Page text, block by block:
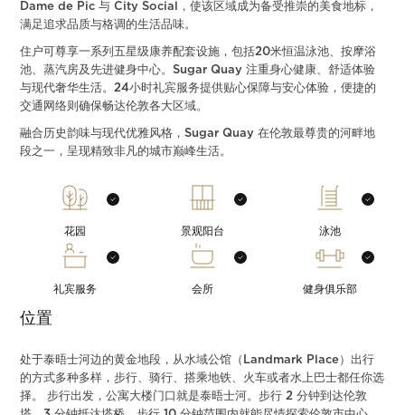
Dame de Pic 与 City Social，使该区域成为备受推崇的美食地标，
满足追求品质与格调的生活品味。
住户可尊享一系列五星级康养配套设施，包括20米恒温泳池、按摩浴
池、蒸汽房及先进健身中心。Sugar Quay 注重身心健康、舒适体验
与现代奢华生活。24小时礼宾服务提供贴心保障与安心体验，便捷的
交通网络则确保畅达伦敦各大区域。
融合历史韵味与现代优雅风格，Sugar Quay 在伦敦最尊贵的河畔地
段之一，呈现精致非凡的城市巅峰生活。
花园 景观阳台 泳池
礼宾服务 会所 健身俱乐部
位置
处于泰晤士河边的黄金地段，从水域公馆（Landmark Place）出行
的方式多种多样，步行、骑行、搭乘地铁、火车或者水上巴士都任你选
择。 步行出发，公寓大楼门口就是泰晤士河。步行 2 分钟到达伦敦